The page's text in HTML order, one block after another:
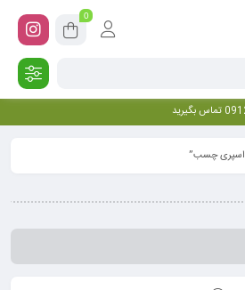
0
چسب”